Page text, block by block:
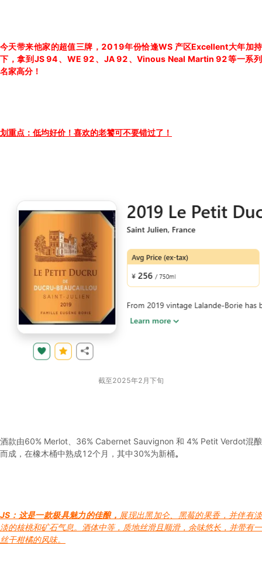
今天带来他家的超值三牌，2019年份恰逢WS 产区Excellent大年加持
下，拿到JS 94、WE 92、JA 92、Vinous Neal Martin 92等一系列
名家高分！
划重点：低均好价！喜欢的老饕可不要错过了！
截至2025年2月下旬
酒款由60% Merlot、36% Cabernet Sauvignon 和 4% Petit Verdot混酿
而成，在橡木桶中熟成12个月，其中30%为新桶。
JS：这是一款极具魅力的佳酿， 展现出黑加仑、黑莓的果香，并伴有淡
淡的核桃和矿石气息。酒体中等，质地丝滑且顺滑，余味悠长，并带有一
丝干柑橘的风味。